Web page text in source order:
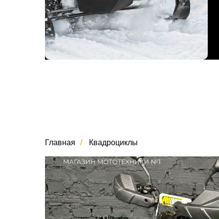
Главная / Квадроциклы